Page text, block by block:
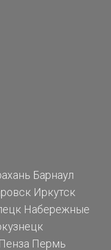
Барнаул
Иркутск
Набережные
Пенза Пермь